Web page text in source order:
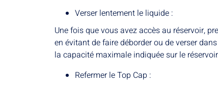
Verser lentement le liquide :
Une fois que vous avez accès au réservoir,
en évitant de faire déborder ou de verser
la capacité maximale indiquée sur le
Refermer le Top Cap :